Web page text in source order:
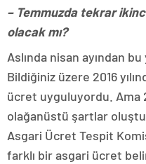
– Temmuzda tekrar
olacak mı?
Aslında nisan ayından
Bildiğiniz üzere 2016
ücret uyguluyordu. Ama
olağanüstü şartlar
Asgari Ücret Tespit
farklı bir asgari ücret